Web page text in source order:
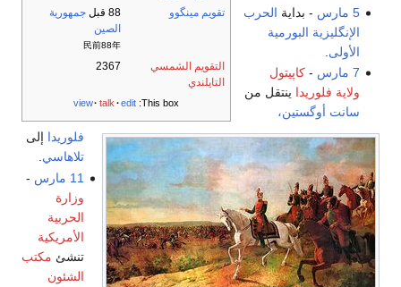
تقويم مينگوو
88 قبل
جمهورية
الصين
民前88年
التقويم الشمسي
التايلندي
2367
This box:
view talk edit
5 مارس - بداية الحرب
الإنگليزية البورمية
الأولى
7 مارس
-كاپيتول
ولاية فلوريدا ينتقل من
سانت أوگستين،
فلوريدا إلى
تلاهاسي.
11 مارس
-
وزارة
الحربية
الأمريكية
تنشئ مكتب
الشئون